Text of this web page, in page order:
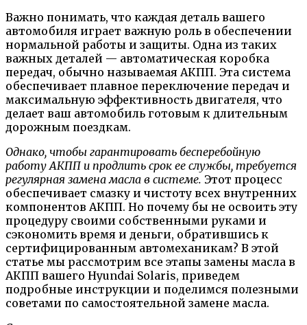
Важно понимать, что каждая деталь вашего
автомобиля играет важную роль в обеспечении
нормальной работы и защиты. Одна из таких
важных деталей — автоматическая коробка
передач, обычно называемая АКПП. Эта система
обеспечивает плавное переключение передач и
максимальную эффективность двигателя, что
делает ваш автомобиль готовым к длительным
дорожным поездкам.
Однако, чтобы гарантировать бесперебойную
работу АКПП и продлить срок ее службы, требуется
регулярная замена масла в системе. Этот процесс
обеспечивает смазку и чистоту всех внутренних
компонентов АКПП. Но почему бы не освоить эту
процедуру своими собственными руками и
сэкономить время и деньги, обратившись к
сертифицированным автомеханикам? В этой
статье мы рассмотрим все этапы замены масла в
АКПП вашего Hyundai Solaris, приведем
подробные инструкции и поделимся полезными
советами по самостоятельной замене масла.